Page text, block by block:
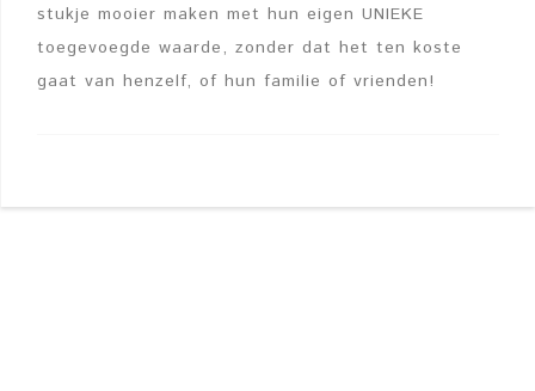
stukje mooier maken met hun eigen UNIEKE
toegevoegde waarde, zonder dat het ten koste
gaat van henzelf, of hun familie of vrienden!